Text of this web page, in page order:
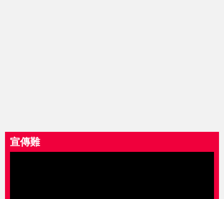
宣傳難